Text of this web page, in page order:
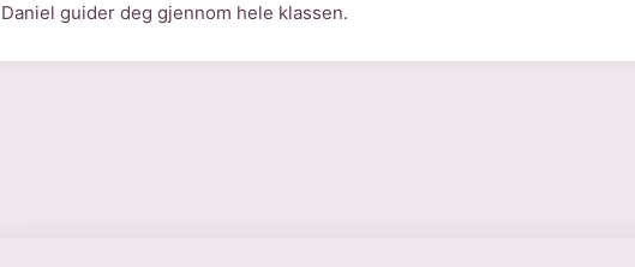
Daniel guider deg gjennom hele klassen.